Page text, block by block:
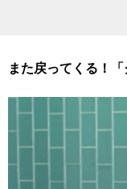
また戻ってくる！